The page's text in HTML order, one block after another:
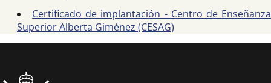
Certificado de implantación - Centro de Enseñanza
Superior Alberta Giménez (CESAG)